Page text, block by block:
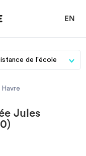
EN
Jules